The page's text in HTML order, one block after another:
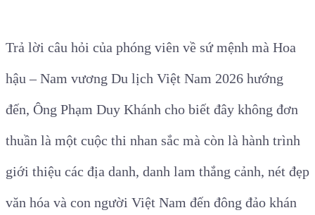
Trả lời câu hỏi của phóng viên về sứ mệnh mà Hoa
hậu – Nam vương Du lịch Việt Nam 2026 hướng
đến, Ông Phạm Duy Khánh cho biết đây không đơn
thuần là một cuộc thi nhan sắc mà còn là hành trình
giới thiệu các địa danh, danh lam thắng cảnh, nét đẹp
văn hóa và con người Việt Nam đến đông đảo khán